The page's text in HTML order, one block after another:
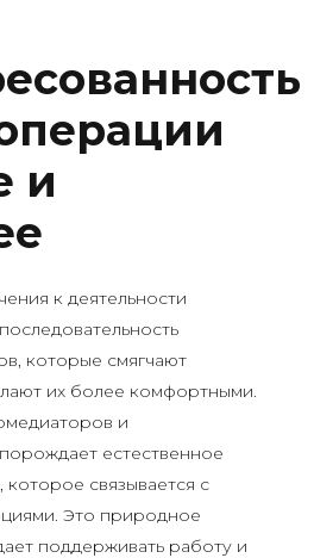
и
к деятельности
которые смягчают
их более комфортными.
и
естественное
связывается с
Это природное
поддерживать работу и